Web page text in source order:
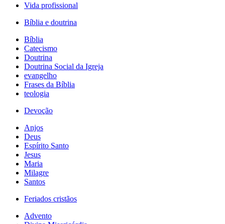
Vida profissional
Bíblia e doutrina
Bíblia
Catecismo
Doutrina
Doutrina Social da Igreja
evangelho
Frases da Bíblia
teologia
Devoção
Anjos
Deus
Espírito Santo
Jesus
Maria
Milagre
Santos
Feriados cristãos
Advento